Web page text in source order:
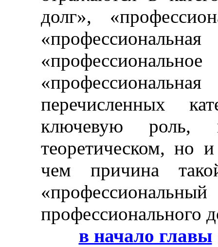
долг»,
перечисленных
ключевую
теоретическом, но
чем причина
профессионального
в начало главы